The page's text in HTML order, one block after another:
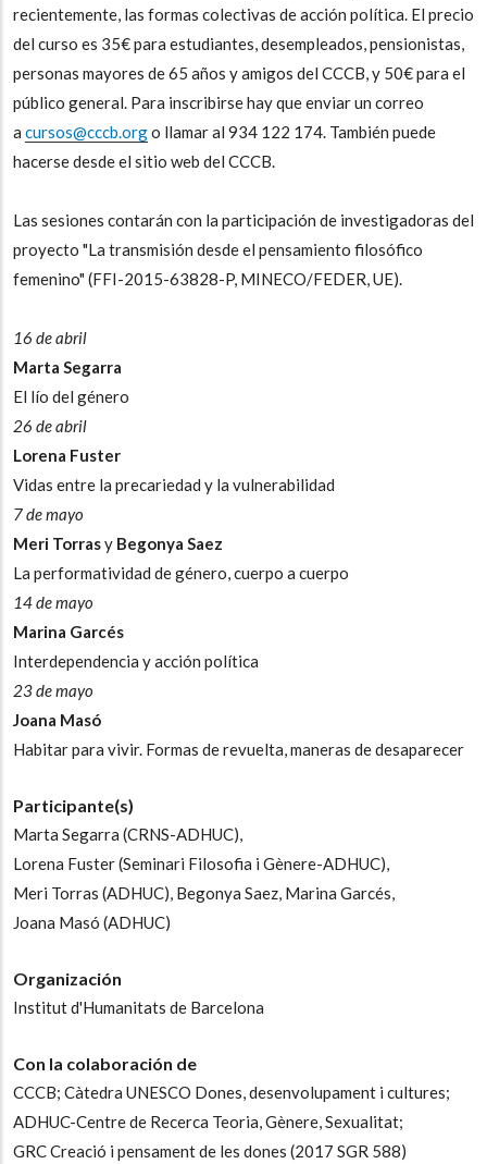
recientemente, las formas colectivas de acción política. El precio
del curso es 35€ para estudiantes, desempleados, pensionistas,
personas mayores de 65 años y amigos del CCCB, y 50€ para el
público general. Para inscribirse hay que enviar un correo
a cursos@cccb.orgo llamar al 934 122 174. También puede
hacerse desde el sitio web del CCCB.
Las sesiones contarán con la participación de investigadoras del
proyecto "La transmisión desde el pensamiento filosófico
femenino" (FFI-2015-63828-P, MINECO/FEDER, UE).
16 de abril
Marta Segarra
El lío del género
26 de abril
Lorena Fuster
Vidas entre la precariedad y la vulnerabilidad
7 de mayo
Meri Torrasy Begonya Saez
La performatividad de género, cuerpo a cuerpo
14 de mayo
Marina Garcés
Interdependencia y acción política
23 de mayo
Joana Masó
Habitar para vivir. Formas de revuelta, maneras de desaparecer
Participante(s)
Marta Segarra (CRNS-ADHUC),
Lorena Fuster (Seminari Filosofia i Gènere-ADHUC),
Meri Torras (ADHUC), Begonya Saez, Marina Garcés,
Joana Masó (ADHUC)
Organización
Institut d'Humanitats de Barcelona
Con la colaboración de
CCCB; Càtedra UNESCO Dones, desenvolupament i cultures;
ADHUC-Centre de Recerca Teoria, Gènere, Sexualitat;
GRC Creació i pensament de les dones (2017 SGR 588)